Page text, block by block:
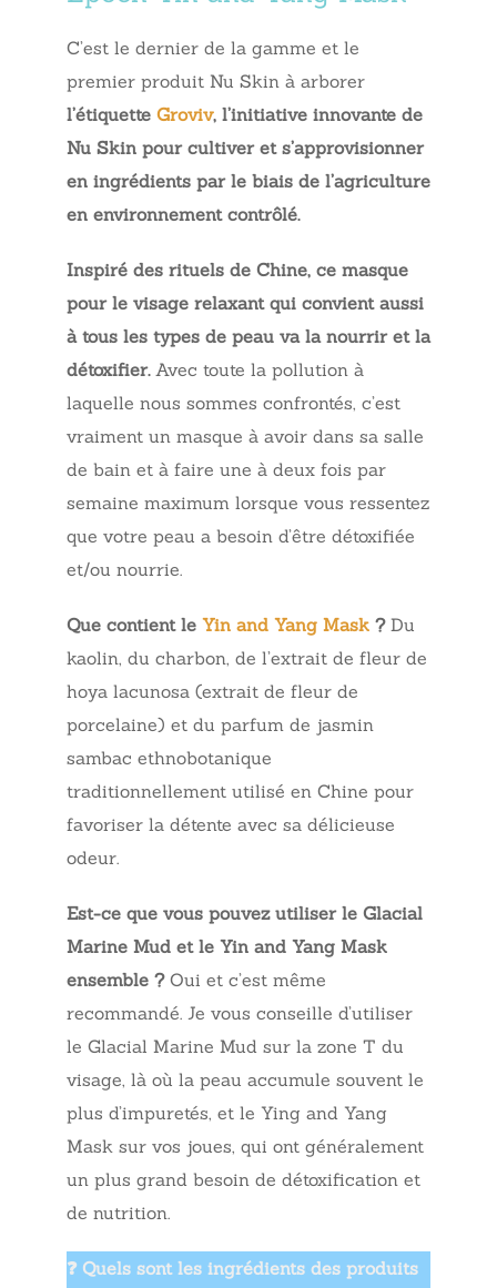
C’est le dernier de la gamme et le
premier produit Nu Skin à arborer
l’étiquette Groviv, l’initiative innovante de
Nu Skin pour cultiver et s’approvisionner
en ingrédients par le biais de l’agriculture
en environnement contrôlé.
Inspiré des rituels de Chine, ce masque
pour le visage relaxant qui convient aussi
à tous les types de peau va la nourrir et la
détoxifier.Avec toute la pollution à
laquelle nous sommes confrontés, c’est
vraiment un masque à avoir dans sa salle
de bain et à faire une à deux fois par
semaine maximum lorsque vous ressentez
que votre peau a besoin d’être détoxifiée
et/ou nourrie.
Que contient le Yin and Yang Mask ?Du
kaolin, du charbon, de l’extrait de fleur de
hoya lacunosa (extrait de fleur de
porcelaine) et du parfum de jasmin
sambac ethnobotanique
traditionnellement utilisé en Chine pour
favoriser la détente avec sa délicieuse
odeur.
Est-ce que vous pouvez utiliser le Glacial
Marine Mud et le Yin and Yang Mask
ensemble ?Oui et c’est même
recommandé. Je vous conseille d’utiliser
le Glacial Marine Mud sur la zone T du
visage, là où la peau accumule souvent le
plus d’impuretés, et le Ying and Yang
Mask sur vos joues, qui ont généralement
un plus grand besoin de détoxification et
de nutrition.
❓ Quels sont les ingrédients des produits